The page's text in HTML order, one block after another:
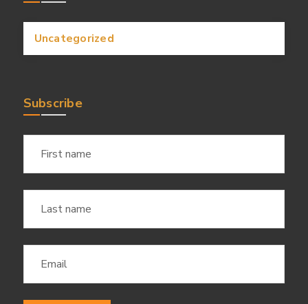
Uncategorized
Subscribe